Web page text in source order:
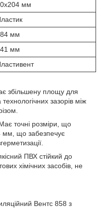
мм
мм
мм
збільшену площу для
зазорів між
точні розміри, що
мм, що забезпечує
ПВХ стійкий до
хімічних засобів, не
Вентс 858 з